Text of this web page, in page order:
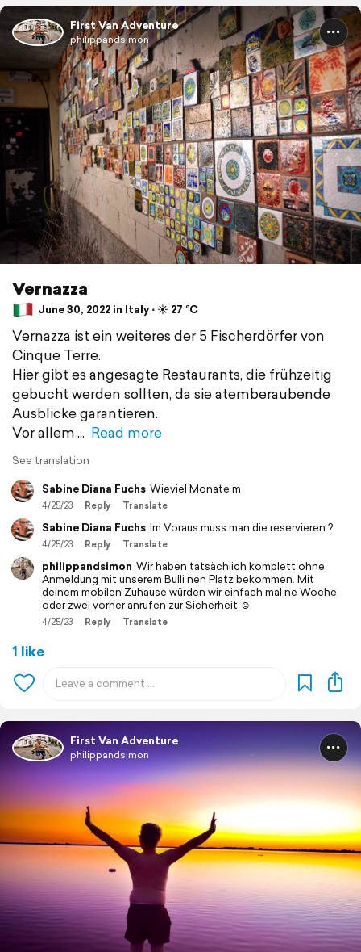
First Van Adventure
philippandsimon
Vernazza
June 30, 2022 in Italy ⋅ ☀️ 27 °C
Vernazza ist ein weiteres der 5 Fischerdörfer von
Cinque Terre.
Hier gibt es angesagte Restaurants, die frühzeitig
gebucht werden sollten, da sie atemberaubende
Ausblicke garantieren.
Vor allem
Read more
See translation
Sabine Diana Fuchs Wieviel Monate m
4/25/23 Reply Translate
Sabine Diana Fuchs Im Voraus muss man die reservieren ?
4/25/23 Reply Translate
philippandsimon Wir haben tatsächlich komplett ohne
Anmeldung mit unserem Bulli nen Platz bekommen. Mit
deinem mobilen Zuhause würden wir einfach mal ne Woche
oder zwei vorher anrufen zur Sicherheit ☺️
4/25/23 Reply Translate
1 like
First Van Adventure
philippandsimon